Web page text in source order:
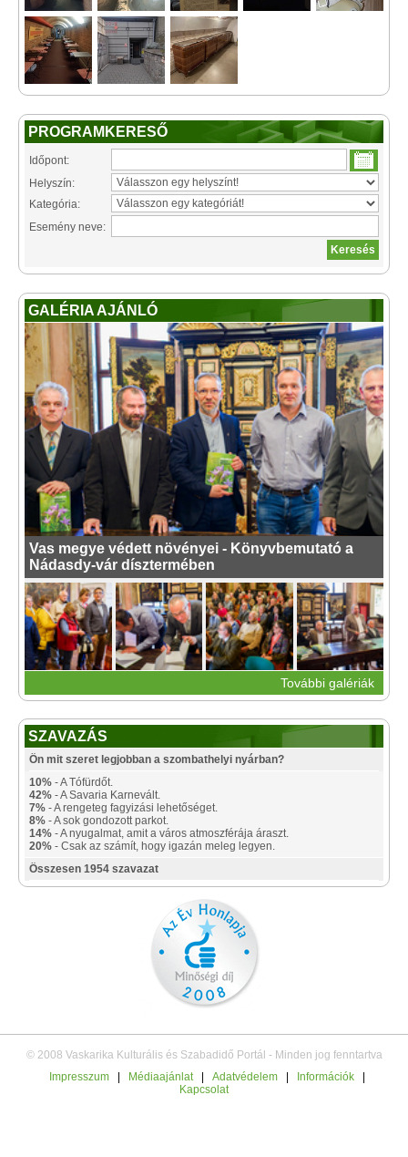
PROGRAMKERESŐ
Időpont:
Helyszín:
Kategória:
Esemény neve:
GALÉRIA AJÁNLÓ
Vas megye védett növényei - Könyvbemutató a
Nádasdy-vár dísztermében
További galériák
SZAVAZÁS
Ön mit szeret legjobban a szombathelyi nyárban?
10% - A Tófürdőt.
42% - A Savaria Karnevált.
7% - A rengeteg fagyizási lehetőséget.
8% - A sok gondozott parkot.
14% - A nyugalmat, amit a város atmoszférája áraszt.
20% - Csak az számít, hogy igazán meleg legyen.
Összesen 1954 szavazat
© 2008 Vaskarika Kulturális és Szabadidő Portál - Minden jog fenntartva
Impresszum
Médiaajánlat Adatvédelem Információk
Kapcsolat